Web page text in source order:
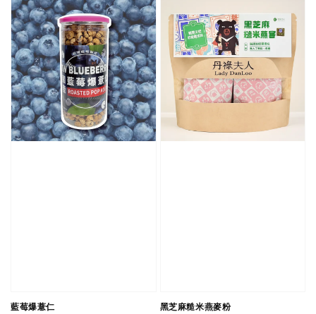
藍莓爆薏仁 黑芝麻糙米燕麥粉